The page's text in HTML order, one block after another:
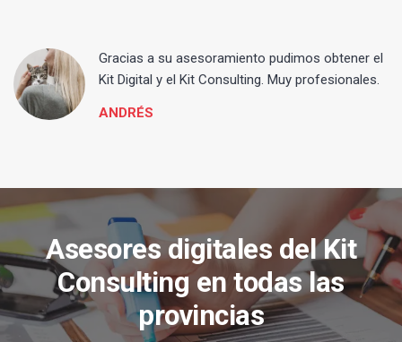
Gracias a su asesoramiento pudimos obtener el
Kit Digital y el Kit Consulting. Muy profesionales.
ANDRÉS
Asesores digitales del Kit
Consulting en todas las
provincias